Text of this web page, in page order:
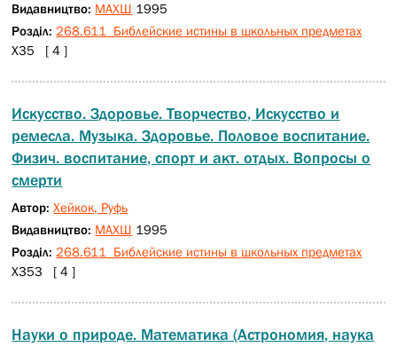
Видавництво: МАХШ 1995
Розділ: 268.611 Библейские истины в школьных предметах
Х35 [ 4 ]
Искусство. Здоровье. Творчество, Искусство и
ремесла. Музыка. Здоровье. Половое воспитание.
Физич. воспитание, спорт и акт. отдых. Вопросы о
смерти
Автор:Хейкок, Руфь
Видавництво: МАХШ 1995
Розділ: 268.611 Библейские истины в школьных предметах
Х353 [ 4 ]
Науки о природе. Математика (Астрономия, наука